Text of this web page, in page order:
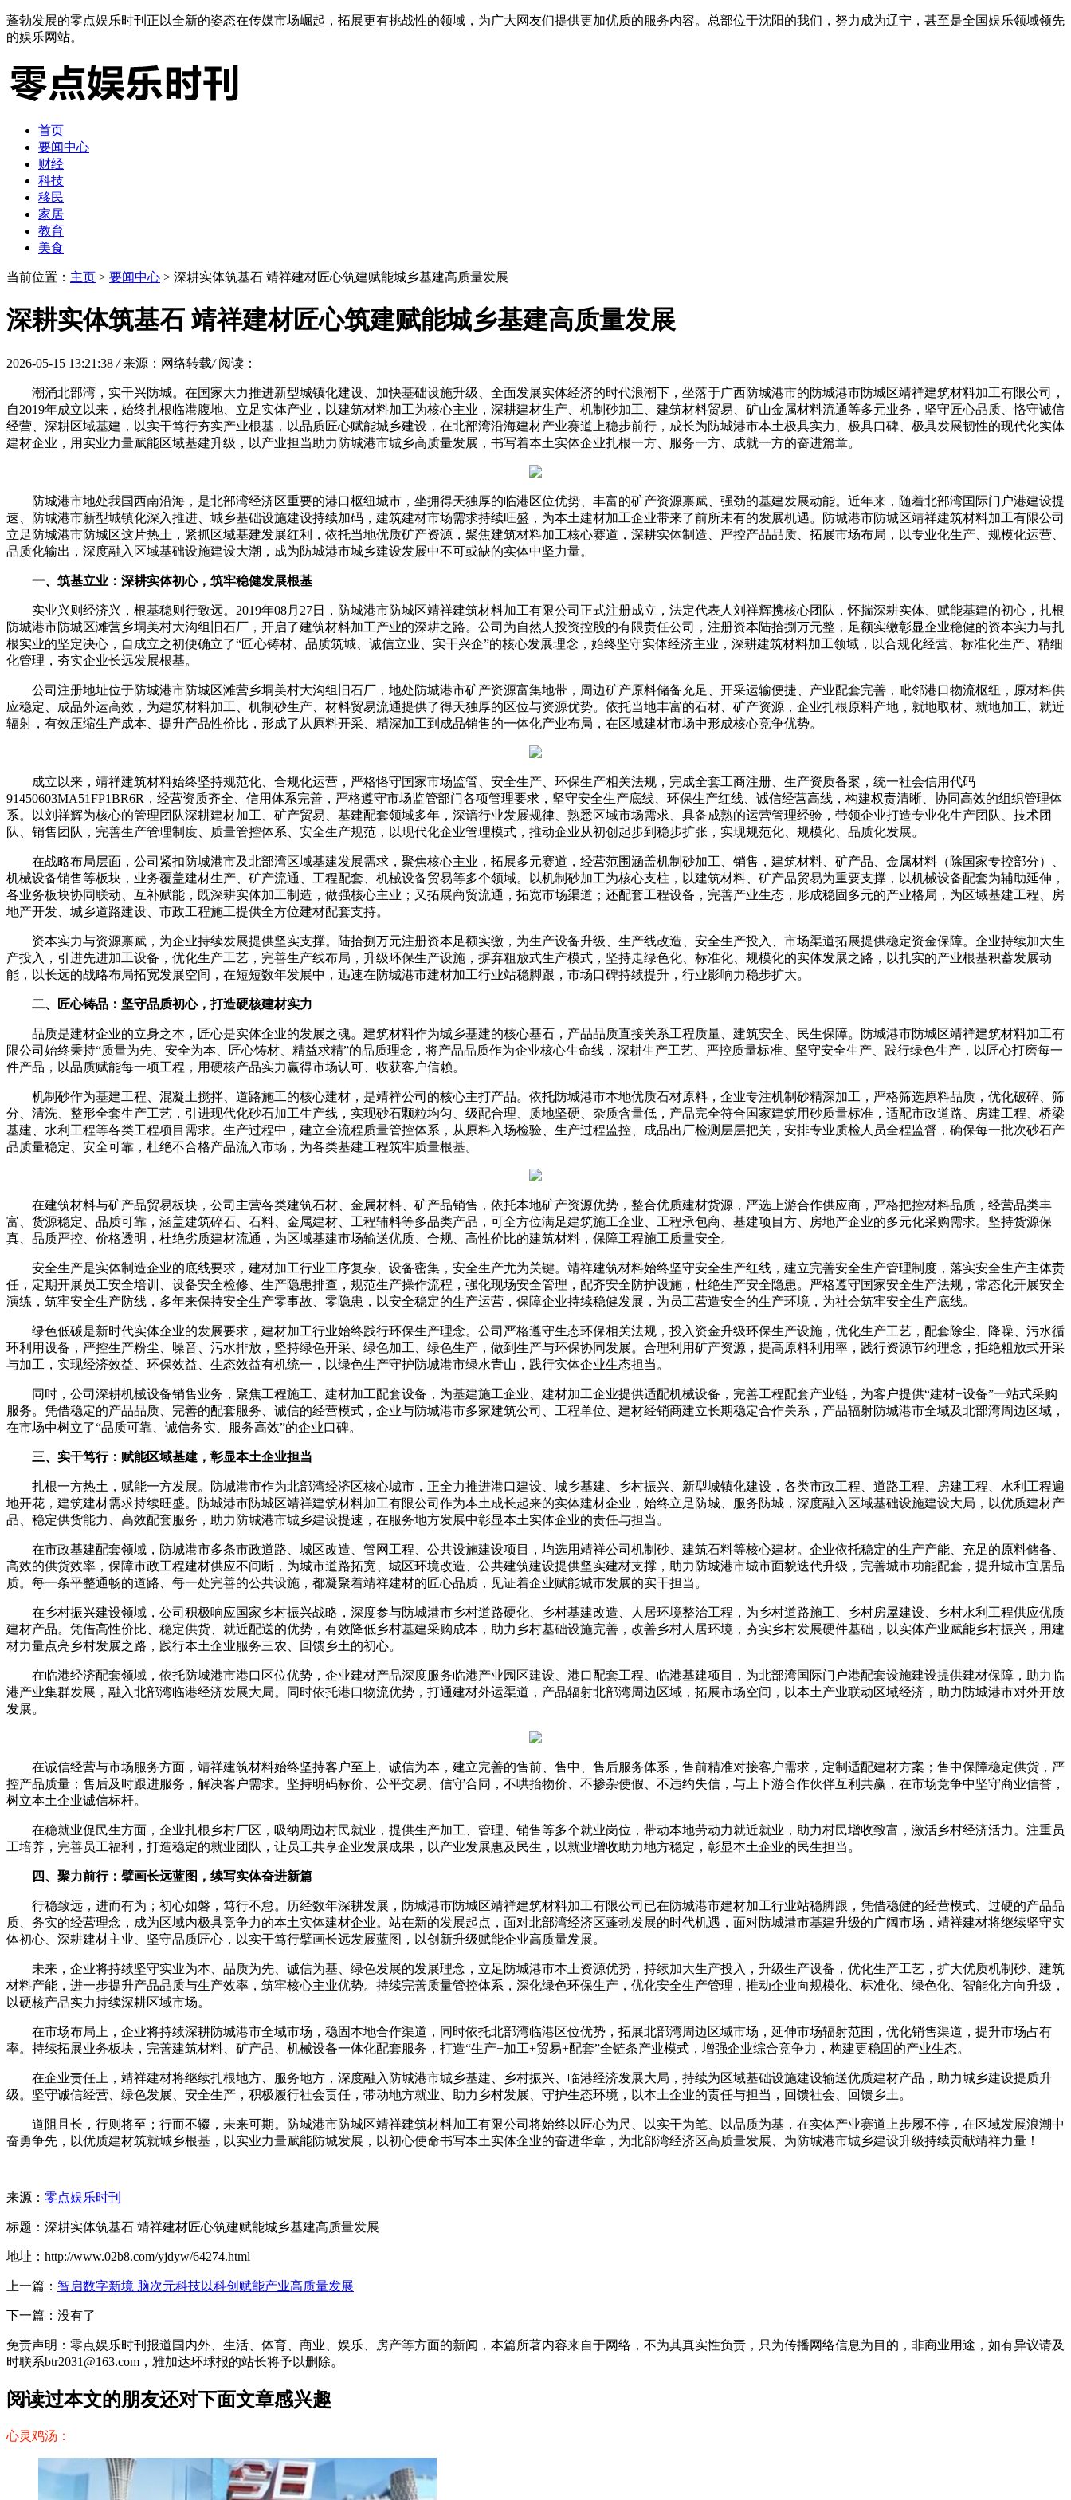
蓬勃发展的零点娱乐时刊正以全新的姿态在传媒市场崛起，拓展更有挑战性的领域，为广大网友们提供更加优质的服务内容。总部位于沈阳的我们，努力成为辽宁，甚至是全国娱乐领域领先
的娱乐网站。
首页
要闻中心
财经
科技
移民
家居
教育
美食
当前位置： 主页 > 要闻中心 > 深耕实体筑基石 靖祥建材匠心筑建赋能城乡基建高质量发展
深耕实体筑基石 靖祥建材匠心筑建赋能城乡基建高质量发展
2026-05-15 13:21:38 / 来源：网络转载/ 阅读：
潮涌北部湾，实干兴防城。在国家大力推进新型城镇化建设、加快基础设施升级、全面发展实体经济的时代浪潮下，坐落于广西防城港市的防城港市防城区靖祥建筑材料加工有限公司，
自2019年成立以来，始终扎根临港腹地、立足实体产业，以建筑材料加工为核心主业，深耕建材生产、机制砂加工、建筑材料贸易、矿山金属材料流通等多元业务，坚守匠心品质、恪守诚信
经营、深耕区域基建，以实干笃行夯实产业根基，以品质匠心赋能城乡建设，在北部湾沿海建材产业赛道上稳步前行，成长为防城港市本土极具实力、极具口碑、极具发展韧性的现代化实体
建材企业，用实业力量赋能区域基建升级，以产业担当助力防城港市城乡高质量发展，书写着本土实体企业扎根一方、服务一方、成就一方的奋进篇章。
防城港市地处我国西南沿海，是北部湾经济区重要的港口枢纽城市，坐拥得天独厚的临港区位优势、丰富的矿产资源禀赋、强劲的基建发展动能。近年来，随着北部湾国际门户港建设提
速、防城港市新型城镇化深入推进、城乡基础设施建设持续加码，建筑建材市场需求持续旺盛，为本土建材加工企业带来了前所未有的发展机遇。防城港市防城区靖祥建筑材料加工有限公司
立足防城港市防城区这片热土，紧抓区域基建发展红利，依托当地优质矿产资源，聚焦建筑材料加工核心赛道，深耕实体制造、严控产品品质、拓展市场布局，以专业化生产、规模化运营、
品质化输出，深度融入区域基础设施建设大潮，成为防城港市城乡建设发展中不可或缺的实体中坚力量。
一、筑基立业：深耕实体初心，筑牢稳健发展根基
实业兴则经济兴，根基稳则行致远。2019年08月27日，防城港市防城区靖祥建筑材料加工有限公司正式注册成立，法定代表人刘祥辉携核心团队，怀揣深耕实体、赋能基建的初心，扎根
防城港市防城区滩营乡垌美村大沟组旧石厂，开启了建筑材料加工产业的深耕之路。公司为自然人投资控股的有限责任公司，注册资本陆拾捌万元整，足额实缴彰显企业稳健的资本实力与扎
根实业的坚定决心，自成立之初便确立了“匠心铸材、品质筑城、诚信立业、实干兴企”的核心发展理念，始终坚守实体经济主业，深耕建筑材料加工领域，以合规化经营、标准化生产、精细
化管理，夯实企业长远发展根基。
公司注册地址位于防城港市防城区滩营乡垌美村大沟组旧石厂，地处防城港市矿产资源富集地带，周边矿产原料储备充足、开采运输便捷、产业配套完善，毗邻港口物流枢纽，原材料供
应稳定、成品外运高效，为建筑材料加工、机制砂生产、材料贸易流通提供了得天独厚的区位与资源优势。依托当地丰富的石材、矿产资源，企业扎根原料产地，就地取材、就地加工、就近
辐射，有效压缩生产成本、提升产品性价比，形成了从原料开采、精深加工到成品销售的一体化产业布局，在区域建材市场中形成核心竞争优势。
成立以来，靖祥建筑材料始终坚持规范化、合规化运营，严格恪守国家市场监管、安全生产、环保生产相关法规，完成全套工商注册、生产资质备案，统一社会信用代码
91450603MA51FP1BR6R，经营资质齐全、信用体系完善，严格遵守市场监管部门各项管理要求，坚守安全生产底线、环保生产红线、诚信经营高线，构建权责清晰、协同高效的组织管理体
系。以刘祥辉为核心的管理团队深耕建材加工、矿产贸易、基建配套领域多年，深谙行业发展规律、熟悉区域市场需求、具备成熟的运营管理经验，带领企业打造专业化生产团队、技术团
队、销售团队，完善生产管理制度、质量管控体系、安全生产规范，以现代化企业管理模式，推动企业从初创起步到稳步扩张，实现规范化、规模化、品质化发展。
在战略布局层面，公司紧扣防城港市及北部湾区域基建发展需求，聚焦核心主业，拓展多元赛道，经营范围涵盖机制砂加工、销售，建筑材料、矿产品、金属材料（除国家专控部分）、
机械设备销售等板块，业务覆盖建材生产、矿产流通、工程配套、机械设备贸易等多个领域。以机制砂加工为核心支柱，以建筑材料、矿产品贸易为重要支撑，以机械设备配套为辅助延伸，
各业务板块协同联动、互补赋能，既深耕实体加工制造，做强核心主业；又拓展商贸流通，拓宽市场渠道；还配套工程设备，完善产业生态，形成稳固多元的产业格局，为区域基建工程、房
地产开发、城乡道路建设、市政工程施工提供全方位建材配套支持。
资本实力与资源禀赋，为企业持续发展提供坚实支撑。陆拾捌万元注册资本足额实缴，为生产设备升级、生产线改造、安全生产投入、市场渠道拓展提供稳定资金保障。企业持续加大生
产投入，引进先进加工设备，优化生产工艺，完善生产线布局，升级环保生产设施，摒弃粗放式生产模式，坚持走绿色化、标准化、规模化的实体发展之路，以扎实的产业根基积蓄发展动
能，以长远的战略布局拓宽发展空间，在短短数年发展中，迅速在防城港市建材加工行业站稳脚跟，市场口碑持续提升，行业影响力稳步扩大。
二、匠心铸品：坚守品质初心，打造硬核建材实力
品质是建材企业的立身之本，匠心是实体企业的发展之魂。建筑材料作为城乡基建的核心基石，产品品质直接关系工程质量、建筑安全、民生保障。防城港市防城区靖祥建筑材料加工有
限公司始终秉持“质量为先、安全为本、匠心铸材、精益求精”的品质理念，将产品品质作为企业核心生命线，深耕生产工艺、严控质量标准、坚守安全生产、践行绿色生产，以匠心打磨每一
件产品，以品质赋能每一项工程，用硬核产品实力赢得市场认可、收获客户信赖。
机制砂作为基建工程、混凝土搅拌、道路施工的核心建材，是靖祥公司的核心主打产品。依托防城港市本地优质石材原料，企业专注机制砂精深加工，严格筛选原料品质，优化破碎、筛
分、清洗、整形全套生产工艺，引进现代化砂石加工生产线，实现砂石颗粒均匀、级配合理、质地坚硬、杂质含量低，产品完全符合国家建筑用砂质量标准，适配市政道路、房建工程、桥梁
基建、水利工程等各类工程项目需求。生产过程中，建立全流程质量管控体系，从原料入场检验、生产过程监控、成品出厂检测层层把关，安排专业质检人员全程监督，确保每一批次砂石产
品质量稳定、安全可靠，杜绝不合格产品流入市场，为各类基建工程筑牢质量根基。
在建筑材料与矿产品贸易板块，公司主营各类建筑石材、金属材料、矿产品销售，依托本地矿产资源优势，整合优质建材货源，严选上游合作供应商，严格把控材料品质，经营品类丰
富、货源稳定、品质可靠，涵盖建筑碎石、石料、金属建材、工程辅料等多品类产品，可全方位满足建筑施工企业、工程承包商、基建项目方、房地产企业的多元化采购需求。坚持货源保
真、品质严控、价格透明，杜绝劣质建材流通，为区域基建市场输送优质、合规、高性价比的建筑材料，保障工程施工质量安全。
安全生产是实体制造企业的底线要求，建材加工行业工序复杂、设备密集，安全生产尤为关键。靖祥建筑材料始终坚守安全生产红线，建立完善安全生产管理制度，落实安全生产主体责
任，定期开展员工安全培训、设备安全检修、生产隐患排查，规范生产操作流程，强化现场安全管理，配齐安全防护设施，杜绝生产安全隐患。严格遵守国家安全生产法规，常态化开展安全
演练，筑牢安全生产防线，多年来保持安全生产零事故、零隐患，以安全稳定的生产运营，保障企业持续稳健发展，为员工营造安全的生产环境，为社会筑牢安全生产底线。
绿色低碳是新时代实体企业的发展要求，建材加工行业始终践行环保生产理念。公司严格遵守生态环保相关法规，投入资金升级环保生产设施，优化生产工艺，配套除尘、降噪、污水循
环利用设备，严控生产粉尘、噪音、污水排放，坚持绿色开采、绿色加工、绿色生产，做到生产与环保协同发展。合理利用矿产资源，提高原料利用率，践行资源节约理念，拒绝粗放式开采
与加工，实现经济效益、环保效益、生态效益有机统一，以绿色生产守护防城港市绿水青山，践行实体企业生态担当。
同时，公司深耕机械设备销售业务，聚焦工程施工、建材加工配套设备，为基建施工企业、建材加工企业提供适配机械设备，完善工程配套产业链，为客户提供“建材+设备”一站式采购
服务。凭借稳定的产品品质、完善的配套服务、诚信的经营模式，企业与防城港市多家建筑公司、工程单位、建材经销商建立长期稳定合作关系，产品辐射防城港市全域及北部湾周边区域，
在市场中树立了“品质可靠、诚信务实、服务高效”的企业口碑。
三、实干笃行：赋能区域基建，彰显本土企业担当
扎根一方热土，赋能一方发展。防城港市作为北部湾经济区核心城市，正全力推进港口建设、城乡基建、乡村振兴、新型城镇化建设，各类市政工程、道路工程、房建工程、水利工程遍
地开花，建筑建材需求持续旺盛。防城港市防城区靖祥建筑材料加工有限公司作为本土成长起来的实体建材企业，始终立足防城、服务防城，深度融入区域基础设施建设大局，以优质建材产
品、稳定供货能力、高效配套服务，助力防城港市城乡建设提速，在服务地方发展中彰显本土实体企业的责任与担当。
在市政基建配套领域，防城港市多条市政道路、城区改造、管网工程、公共设施建设项目，均选用靖祥公司机制砂、建筑石料等核心建材。企业依托稳定的生产产能、充足的原料储备、
高效的供货效率，保障市政工程建材供应不间断，为城市道路拓宽、城区环境改造、公共建筑建设提供坚实建材支撑，助力防城港市城市面貌迭代升级，完善城市功能配套，提升城市宜居品
质。每一条平整通畅的道路、每一处完善的公共设施，都凝聚着靖祥建材的匠心品质，见证着企业赋能城市发展的实干担当。
在乡村振兴建设领域，公司积极响应国家乡村振兴战略，深度参与防城港市乡村道路硬化、乡村基建改造、人居环境整治工程，为乡村道路施工、乡村房屋建设、乡村水利工程供应优质
建材产品。凭借高性价比、稳定供货、就近配送的优势，有效降低乡村基建采购成本，助力乡村基础设施完善，改善乡村人居环境，夯实乡村发展硬件基础，以实体产业赋能乡村振兴，用建
材力量点亮乡村发展之路，践行本土企业服务三农、回馈乡土的初心。
在临港经济配套领域，依托防城港市港口区位优势，企业建材产品深度服务临港产业园区建设、港口配套工程、临港基建项目，为北部湾国际门户港配套设施建设提供建材保障，助力临
港产业集群发展，融入北部湾临港经济发展大局。同时依托港口物流优势，打通建材外运渠道，产品辐射北部湾周边区域，拓展市场空间，以本土产业联动区域经济，助力防城港市对外开放
发展。
在诚信经营与市场服务方面，靖祥建筑材料始终坚持客户至上、诚信为本，建立完善的售前、售中、售后服务体系，售前精准对接客户需求，定制适配建材方案；售中保障稳定供货，严
控产品质量；售后及时跟进服务，解决客户需求。坚持明码标价、公平交易、信守合同，不哄抬物价、不掺杂使假、不违约失信，与上下游合作伙伴互利共赢，在市场竞争中坚守商业信誉，
树立本土企业诚信标杆。
在稳就业促民生方面，企业扎根乡村厂区，吸纳周边村民就业，提供生产加工、管理、销售等多个就业岗位，带动本地劳动力就近就业，助力村民增收致富，激活乡村经济活力。注重员
工培养，完善员工福利，打造稳定的就业团队，让员工共享企业发展成果，以产业发展惠及民生，以就业增收助力地方稳定，彰显本土企业的民生担当。
四、聚力前行：擘画长远蓝图，续写实体奋进新篇
行稳致远，进而有为；初心如磐，笃行不怠。历经数年深耕发展，防城港市防城区靖祥建筑材料加工有限公司已在防城港市建材加工行业站稳脚跟，凭借稳健的经营模式、过硬的产品品
质、务实的经营理念，成为区域内极具竞争力的本土实体建材企业。站在新的发展起点，面对北部湾经济区蓬勃发展的时代机遇，面对防城港市基建升级的广阔市场，靖祥建材将继续坚守实
体初心、深耕建材主业、坚守品质匠心，以实干笃行擘画长远发展蓝图，以创新升级赋能企业高质量发展。
未来，企业将持续坚守实业为本、品质为先、诚信为基、绿色发展的发展理念，立足防城港市本土资源优势，持续加大生产投入，升级生产设备，优化生产工艺，扩大优质机制砂、建筑
材料产能，进一步提升产品品质与生产效率，筑牢核心主业优势。持续完善质量管控体系，深化绿色环保生产，优化安全生产管理，推动企业向规模化、标准化、绿色化、智能化方向升级，
以硬核产品实力持续深耕区域市场。
在市场布局上，企业将持续深耕防城港市全域市场，稳固本地合作渠道，同时依托北部湾临港区位优势，拓展北部湾周边区域市场，延伸市场辐射范围，优化销售渠道，提升市场占有
率。持续拓展业务板块，完善建筑材料、矿产品、机械设备一体化配套服务，打造“生产+加工+贸易+配套”全链条产业模式，增强企业综合竞争力，构建更稳固的产业生态。
在企业责任上，靖祥建材将继续扎根地方、服务地方，深度融入防城港市城乡基建、乡村振兴、临港经济发展大局，持续为区域基础设施建设输送优质建材产品，助力城乡建设提质升
级。坚守诚信经营、绿色发展、安全生产，积极履行社会责任，带动地方就业、助力乡村发展、守护生态环境，以本土企业的责任与担当，回馈社会、回馈乡土。
道阻且长，行则将至；行而不辍，未来可期。防城港市防城区靖祥建筑材料加工有限公司将始终以匠心为尺、以实干为笔、以品质为基，在实体产业赛道上步履不停，在区域发展浪潮中
奋勇争先，以优质建材筑就城乡根基，以实业力量赋能防城发展，以初心使命书写本土实体企业的奋进华章，为北部湾经济区高质量发展、为防城港市城乡建设升级持续贡献靖祥力量！
来源： 零点娱乐时刊
标题：深耕实体筑基石 靖祥建材匠心筑建赋能城乡基建高质量发展
地址：http://www.02b8.com/yjdyw/64274.html
上一篇： 智启数字新境 脑次元科技以科创赋能产业高质量发展
下一篇：没有了
免责声明：零点娱乐时刊报道国内外、生活、体育、商业、娱乐、房产等方面的新闻，本篇所著内容来自于网络，不为其真实性负责，只为传播网络信息为目的，非商业用途，如有异议请及
时联系btr2031@163.com，雅加达环球报的站长将予以删除。
阅读过本文的朋友还对下面文章感兴趣
心灵鸡汤：